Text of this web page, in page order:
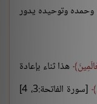
وحمده وتوحيده يدور
هذا ثناء بإعادة
[سورة الفاتحة:3، 4]